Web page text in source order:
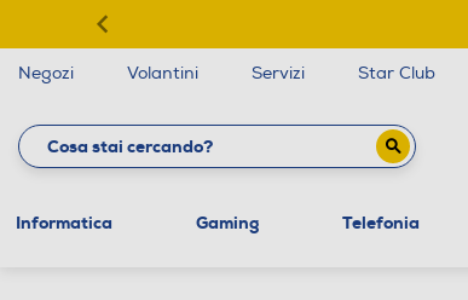
Negozi Volantini Servizi Star Club
Informatica Gaming Telefonia